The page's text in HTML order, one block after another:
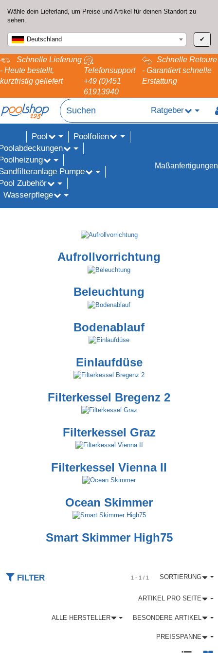
Wähle dein Lieferland, um Preise und Artikel für deinen Standort zu
sehen.
Deutschland ✔
Schnelle Lieferung
- Heute bestellt,
kurzfristig geliefert
Telefonsupport
+49 (0)451
61913940
Schnelle Retoure
- Garantiert schnelle
Erstattung
Ratgeber
Pool
Poolfolien
Pumpe
Zubehör
Wasserpflege
Maßanfertigungen
Aufrollvorrichtung
Beleuchtung
Bodenablauf
Einlaufdüse
Filterkessel Bregenz 2
Filterkessel Graz
Filterkessel Vienna II
Ocean Skimmer
Smart Skimmer High75
FILTER 1 - 1 / 1 SORTIERUNG
ARTIKEL PRO SEITE
ALLE HERSTELLER BESONDERE ARTIKEL
PREISSPANNE